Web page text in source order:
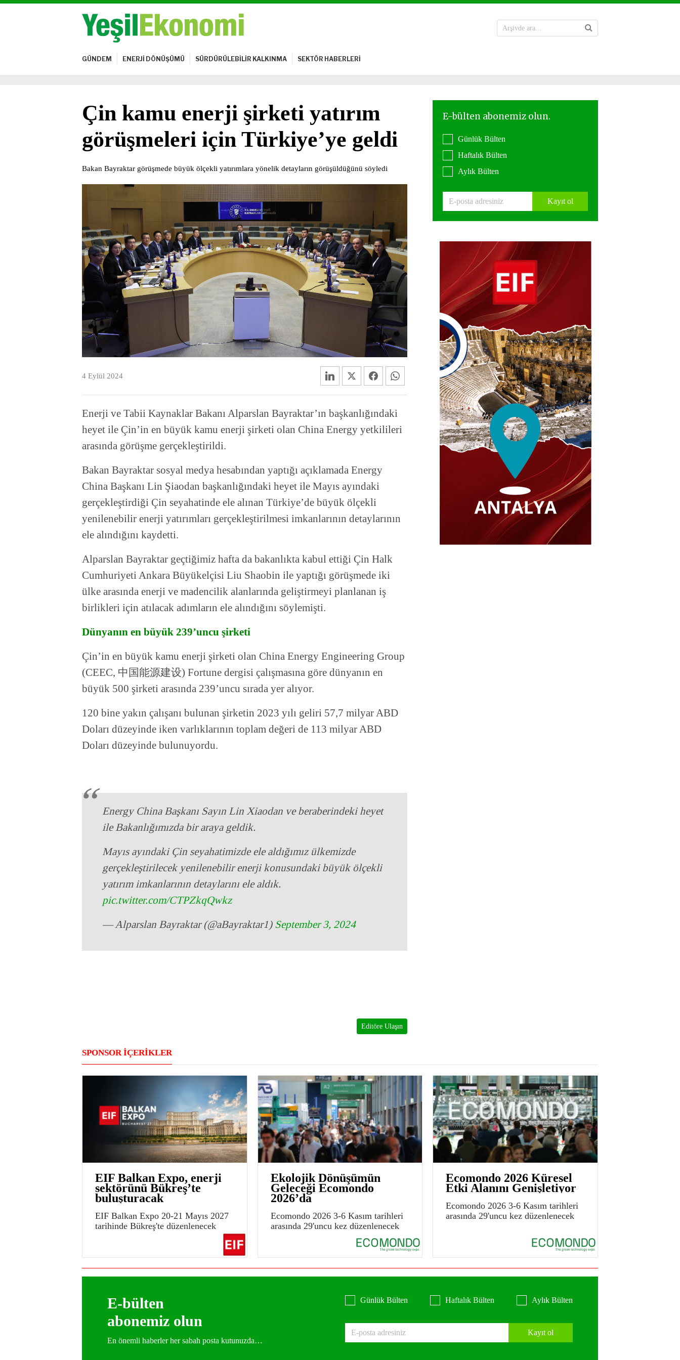
GÜNDEM ENERJİ DÖNÜŞÜMÜ SÜRDÜRÜLEBİLİR KALKINMA SEKTÖR HABERLERİ
Çin kamu enerji şirketi yatırım
görüşmeleri için Türkiye’ye geldi
Bakan Bayraktar görüşmede büyük ölçekli yatırımlara yönelik detayların görüşüldüğünü söyledi
4 Eylül 2024
Enerji ve Tabii Kaynaklar Bakanı Alparslan Bayraktar’ın başkanlığındaki
heyet ile Çin’in en büyük kamu enerji şirketi olan China Energy yetkilileri
arasında görüşme gerçekleştirildi.
Bakan Bayraktar sosyal medya hesabından yaptığı açıklamada Energy
China Başkanı Lin Şiaodan başkanlığındaki heyet ile Mayıs ayındaki
gerçekleştirdiği Çin seyahatinde ele alınan Türkiye’de büyük ölçekli
yenilenebilir enerji yatırımları gerçekleştirilmesi imkanlarının detaylarının
ele alındığını kaydetti.
Alparslan Bayraktar geçtiğimiz hafta da bakanlıkta kabul ettiği Çin Halk
Cumhuriyeti Ankara Büyükelçisi Liu Shaobin ile yaptığı görüşmede iki
ülke arasında enerji ve madencilik alanlarında geliştirmeyi planlanan iş
birlikleri için atılacak adımların ele alındığını söylemişti.
Dünyanın en büyük 239’uncu şirketi
Çin’in en büyük kamu enerji şirketi olan China Energy Engineering Group
(CEEC, 中国能源建设) Fortune dergisi çalışmasına göre dünyanın en
büyük 500 şirketi arasında 239’uncu sırada yer alıyor.
120 bine yakın çalışanı bulunan şirketin 2023 yılı geliri 57,7 milyar ABD
Doları düzeyinde iken varlıklarının toplam değeri de 113 milyar ABD
Doları düzeyinde bulunuyordu.
Energy China Başkanı Sayın Lin Xiaodan ve beraberindeki heyet
ile Bakanlığımızda bir araya geldik.
Mayıs ayındaki Çin seyahatimizde ele aldığımız ülkemizde
gerçekleştirilecek yenilenebilir enerji konusundaki büyük ölçekli
yatırım imkanlarının detaylarını ele aldık.
pic.twitter.com/CTPZkqQwkz
— Alparslan Bayraktar (@aBayraktar1) September 3, 2024
Editöre Ulaşın
Günlük Bülten
Haftalık Bülten
Aylık Bülten
Kayıt ol
SPONSOR İÇERİKLER
EIF Balkan Expo, enerji
sektörünü Bükreş’te
buluşturacak
EIF Balkan Expo 20-21 Mayıs 2027
tarihinde Bükreş'te düzenlenecek
Ekolojik Dönüşümün
Geleceği Ecomondo
2026’da
Ecomondo 2026 3-6 Kasım tarihleri
arasında 29'uncu kez düzenlenecek
Ecomondo 2026 Küresel
Etki Alanını Genişletiyor
Ecomondo 2026 3-6 Kasım tarihleri
arasında 29'uncu kez düzenlenecek
E-bülten
abonemiz olun
En önemli haberler her sabah posta kutunuzda…
Günlük Bülten Haftalık Bülten Aylık Bülten
Kayıt ol